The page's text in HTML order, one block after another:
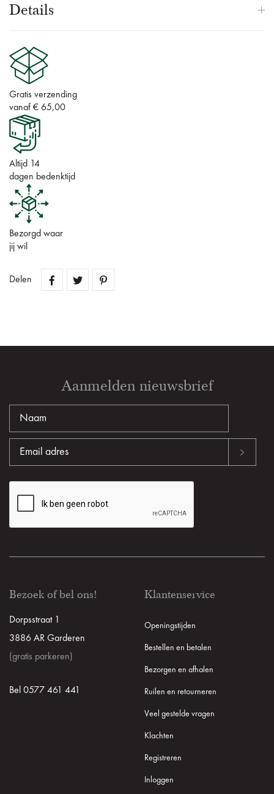
Details
Gratis verzending
vanaf € 65,00
Altijd 14
dagen bedenktijd
Bezorgd waar
jij wil
Delen
Aanmelden nieuwsbrief
Bezoek of bel ons!
Dorpsstraat 1
3886 AR Garderen
(gratis parkeren)
Bel 0577 461 441
Klantenservice
Openingstijden
Bestellen en betalen
Bezorgen en afhalen
Ruilen en retourneren
Veel gestelde vragen
Klachten
Registreren
Inloggen